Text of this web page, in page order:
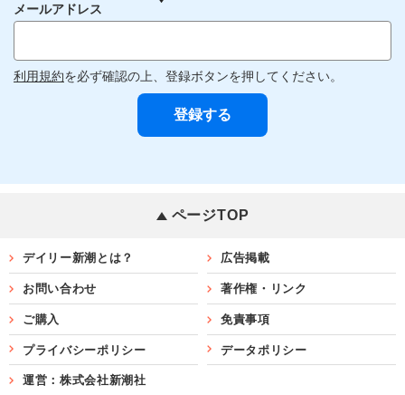
メールアドレス
利用規約を必ず確認の上、登録ボタンを押してください。
ページTOP
デイリー新潮とは？ 広告掲載
お問い合わせ 著作権・リンク
ご購入 免責事項
プライバシーポリシー データポリシー
運営：株式会社新潮社